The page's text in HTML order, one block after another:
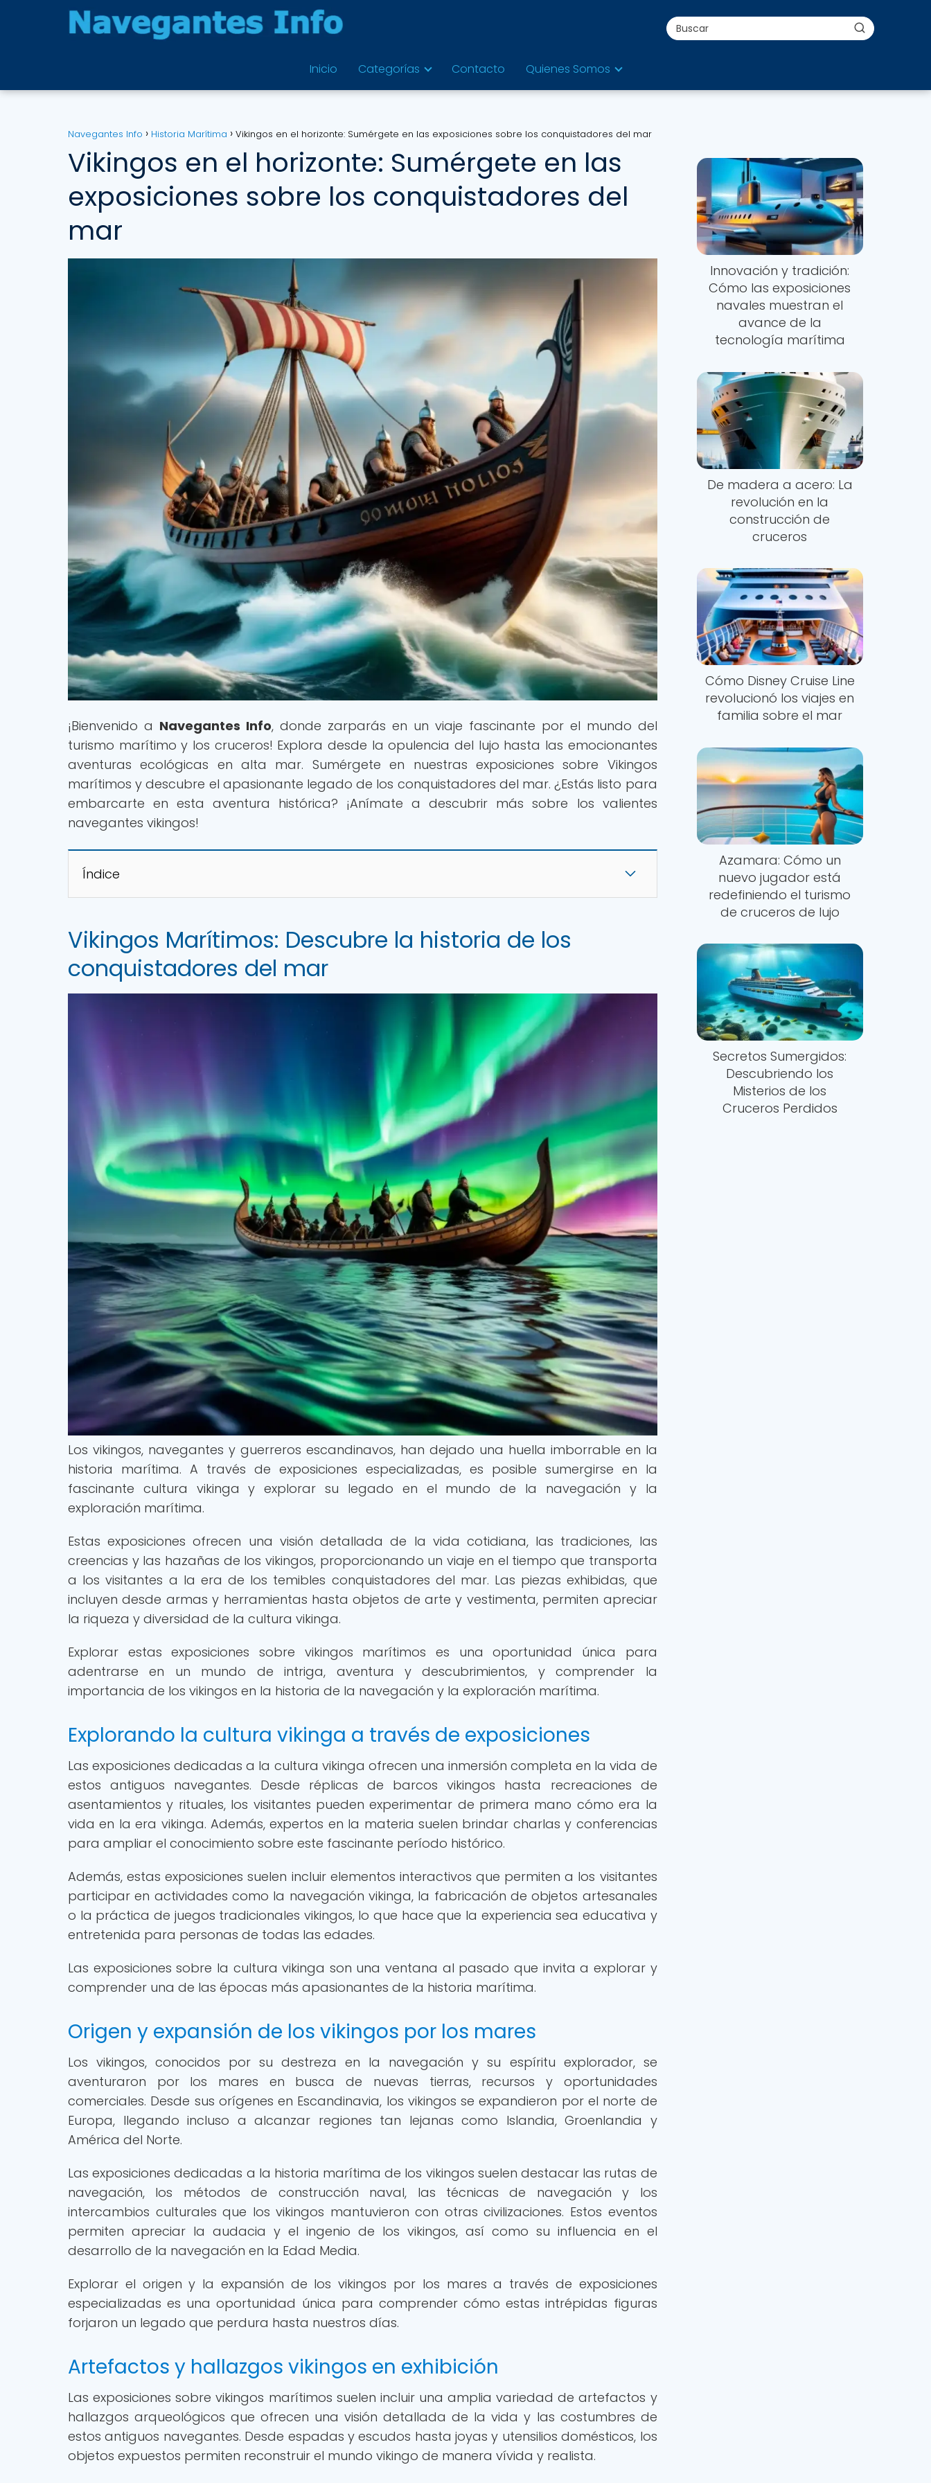
Inicio Categorías Contacto Quienes Somos
Navegantes Info Historia Marítima Vikingos en el horizonte: Sumérgete en las exposiciones sobre los conquistadores del mar
Vikingos en el horizonte: Sumérgete en las
exposiciones sobre los conquistadores del
mar
¡Bienvenido a Navegantes Info, donde zarparás en un viaje fascinante por el mundo del
turismo marítimo y los cruceros! Explora desde la opulencia del lujo hasta las emocionantes
aventuras ecológicas en alta mar. Sumérgete en nuestras exposiciones sobre Vikingos
marítimos y descubre el apasionante legado de los conquistadores del mar. ¿Estás listo para
embarcarte en esta aventura histórica? ¡Anímate a descubrir más sobre los valientes
navegantes vikingos!
Índice
Vikingos Marítimos: Descubre la historia de los
conquistadores del mar
Los vikingos, navegantes y guerreros escandinavos, han dejado una huella imborrable en la
historia marítima. A través de exposiciones especializadas, es posible sumergirse en la
fascinante cultura vikinga y explorar su legado en el mundo de la navegación y la
exploración marítima.
Estas exposiciones ofrecen una visión detallada de la vida cotidiana, las tradiciones, las
creencias y las hazañas de los vikingos, proporcionando un viaje en el tiempo que transporta
a los visitantes a la era de los temibles conquistadores del mar. Las piezas exhibidas, que
incluyen desde armas y herramientas hasta objetos de arte y vestimenta, permiten apreciar
la riqueza y diversidad de la cultura vikinga.
Explorar estas exposiciones sobre vikingos marítimos es una oportunidad única para
adentrarse en un mundo de intriga, aventura y descubrimientos, y comprender la
importancia de los vikingos en la historia de la navegación y la exploración marítima.
Explorando la cultura vikinga a través de exposiciones
Las exposiciones dedicadas a la cultura vikinga ofrecen una inmersión completa en la vida de
estos antiguos navegantes. Desde réplicas de barcos vikingos hasta recreaciones de
asentamientos y rituales, los visitantes pueden experimentar de primera mano cómo era la
vida en la era vikinga. Además, expertos en la materia suelen brindar charlas y conferencias
para ampliar el conocimiento sobre este fascinante período histórico.
Además, estas exposiciones suelen incluir elementos interactivos que permiten a los visitantes
participar en actividades como la navegación vikinga, la fabricación de objetos artesanales
o la práctica de juegos tradicionales vikingos, lo que hace que la experiencia sea educativa y
entretenida para personas de todas las edades.
Las exposiciones sobre la cultura vikinga son una ventana al pasado que invita a explorar y
comprender una de las épocas más apasionantes de la historia marítima.
Origen y expansión de los vikingos por los mares
Los vikingos, conocidos por su destreza en la navegación y su espíritu explorador, se
aventuraron por los mares en busca de nuevas tierras, recursos y oportunidades
comerciales. Desde sus orígenes en Escandinavia, los vikingos se expandieron por el norte de
Europa, llegando incluso a alcanzar regiones tan lejanas como Islandia, Groenlandia y
América del Norte.
Las exposiciones dedicadas a la historia marítima de los vikingos suelen destacar las rutas de
navegación, los métodos de construcción naval, las técnicas de navegación y los
intercambios culturales que los vikingos mantuvieron con otras civilizaciones. Estos eventos
permiten apreciar la audacia y el ingenio de los vikingos, así como su influencia en el
desarrollo de la navegación en la Edad Media.
Explorar el origen y la expansión de los vikingos por los mares a través de exposiciones
especializadas es una oportunidad única para comprender cómo estas intrépidas figuras
forjaron un legado que perdura hasta nuestros días.
Artefactos y hallazgos vikingos en exhibición
Las exposiciones sobre vikingos marítimos suelen incluir una amplia variedad de artefactos y
hallazgos arqueológicos que ofrecen una visión detallada de la vida y las costumbres de
estos antiguos navegantes. Desde espadas y escudos hasta joyas y utensilios domésticos, los
objetos expuestos permiten reconstruir el mundo vikingo de manera vívida y realista.
Innovación y tradición:
Cómo las exposiciones
navales muestran el
avance de la
tecnología marítima
De madera a acero: La
revolución en la
construcción de
cruceros
Cómo Disney Cruise Line
revolucionó los viajes en
familia sobre el mar
Azamara: Cómo un
nuevo jugador está
redefiniendo el turismo
de cruceros de lujo
Secretos Sumergidos:
Descubriendo los
Misterios de los
Cruceros Perdidos